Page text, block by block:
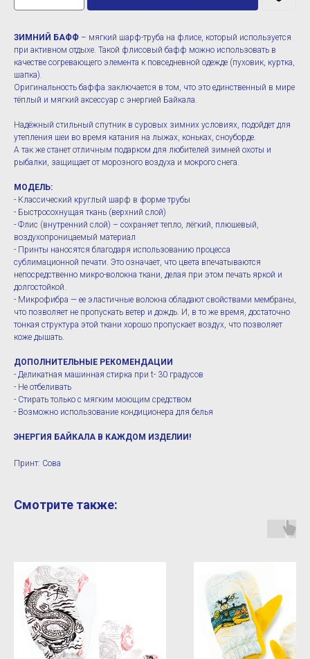
ЗИМНИЙ БАФФ – мягкий шарф-труба на флисе, который используется
при активном отдыхе. Такой флисовый бафф можно использовать в
качестве согревающего элемента к повседневной одежде (пуховик, куртка,
шапка).
Оригинальность баффа заключается в том, что это единственный в мире
тёплый и мягкий аксессуар с энергией Байкала.
Надёжный стильный спутник в суровых зимних условиях, подойдет для
утепления шеи во время катания на лыжах, коньках, сноуборде.
А так же станет отличным подарком для любителей зимней охоты и
рыбалки, защищает от морозного воздуха и мокрого снега.
МОДЕЛЬ:
- Классический круглый шарф в форме трубы
- Быстросохнущая ткань (верхний слой)
- Флис (внутренний слой) – сохраняет тепло, лёгкий, плюшевый,
воздухопроницаемый материал
- Принты наносятся благодаря использованию процесса
сублимационной печати. Это означает, что цвета впечатываются
непосредственно микро-волокна ткани, делая при этом печать яркой и
долгостойкой.
- Микрофибра — ее эластичные волокна обладают свойствами мембраны,
что позволяет не пропускать ветер и дождь. И, в то же время, достаточно
тонкая структура этой ткани хорошо пропускает воздух, что позволяет
коже дышать.
ДОПОЛНИТЕЛЬНЫЕ РЕКОМЕНДАЦИИ
- Деликатная машинная стирка при t- 30 градусов
- Не отбеливать
- Стирать только с мягким моющим средством
- Возможно использование кондиционера для белья
ЭНЕРГИЯ БАЙКАЛА В КАЖДОМ ИЗДЕЛИИ!
Принт: Сова
Смотрите также: